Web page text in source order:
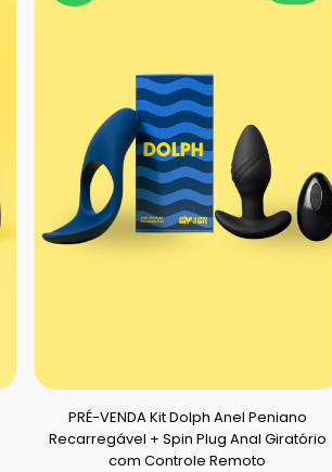
PRÉ-VENDA Kit Dolph Anel Peniano
Recarregável + Spin Plug Anal Giratório
com Controle Remoto